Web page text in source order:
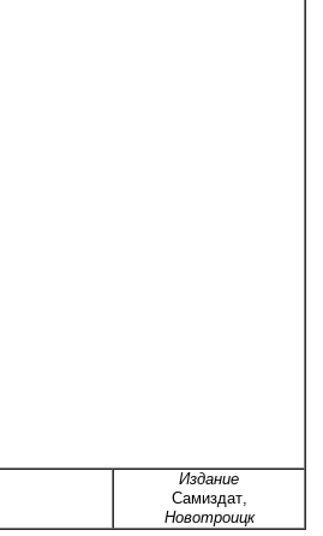
Издание
Самиздат,
Новотроицк